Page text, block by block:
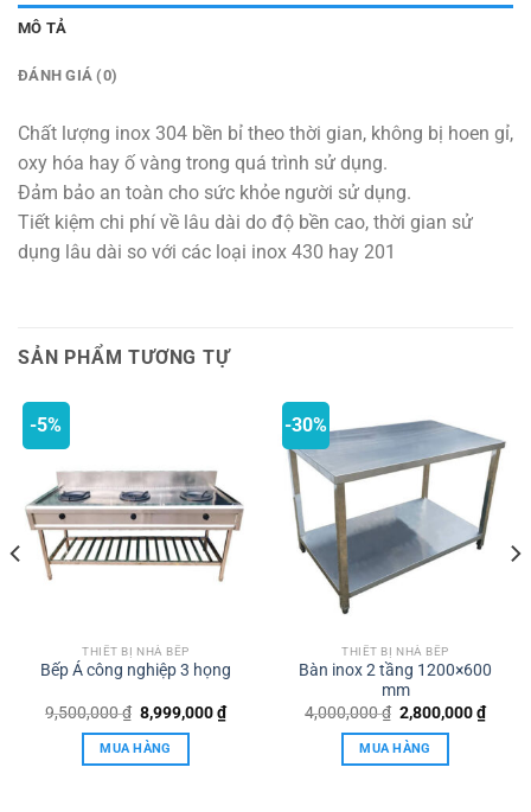
MÔ TẢ
ĐÁNH GIÁ (0)
Chất lượng inox 304 bền bỉ theo thời gian, không bị hoen gỉ,
oxy hóa hay ố vàng trong quá trình sử dụng.
Đảm bảo an toàn cho sức khỏe người sử dụng.
Tiết kiệm chi phí về lâu dài do độ bền cao, thời gian sử
dụng lâu dài so với các loại inox 430 hay 201
SẢN PHẨM TƯƠNG TỰ
-5%
THIẾT BỊ NHÀ BẾP
Bếp Á công nghiệp 3 họng
9,500,000₫ Giá
gốc
là:
9,500,000 ₫.
8,999,000₫Giá
hiện
MUA HÀNG
-30%
THIẾT BỊ NHÀ BẾP
Bàn inox 2 tầng 1200×600
mm
4,000,000₫ Giá
gốc
là:
4,000,000 ₫.
2,800,000₫Giá
hiện
MUA HÀNG
₫.